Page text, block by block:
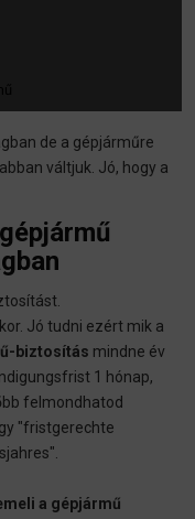
de a gépjárműre
váltjuk. Jó, hogy a
Jó tudni ezért mik a
biztosítás mindne év
1 hónap,
felmondhatod
"fristgerechte
a gépjármű